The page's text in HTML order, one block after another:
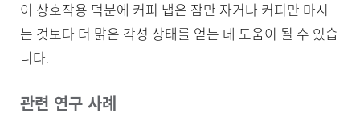
이 상호작용 덕분에 커피 냅은 잠만 자거나 커피만 마시
는 것보다 더 맑은 각성 상태를 얻는 데 도움이 될 수 있습
니다.
관련 연구 사례